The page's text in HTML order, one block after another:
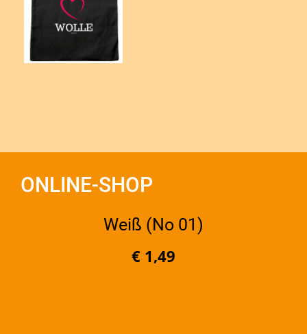
ONLINE-SHOP
Weiß (No 01)
€ 1,49